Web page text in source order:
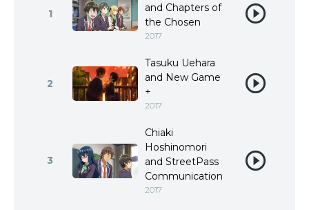
1
and Chapters of
the Chosen
2017
2
Tasuku Uehara
and New Game
+
2017
3
Chiaki
Hoshinomori
and StreetPass
Communication
2017